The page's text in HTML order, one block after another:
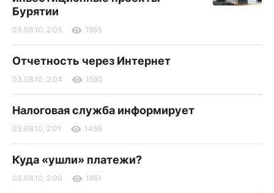
Бурятии
03.08.10, 2:05 1955
Отчетность через Интернет
03.08.10, 2:04 1550
Налоговая служба информирует
03.08.10, 2:01 1459
Куда «ушли» платежи?
03.08.10, 2:00 1951